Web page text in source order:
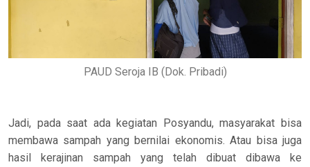
PAUD Seroja IB (Dok. Pribadi)
Jadi, pada saat ada kegiatan Posyandu, masyarakat bisa
membawa sampah yang bernilai ekonomis. Atau bisa juga
hasil kerajinan sampah yang telah dibuat dibawa ke